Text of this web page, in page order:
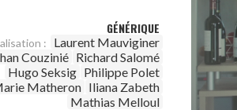
GÉNÉRIQUE
: Laurent Mauviginer
Couzinié Richard Salomé
Hugo Seksig Philippe Polet
Matheron Iliana Zabeth
Mathias Melloul